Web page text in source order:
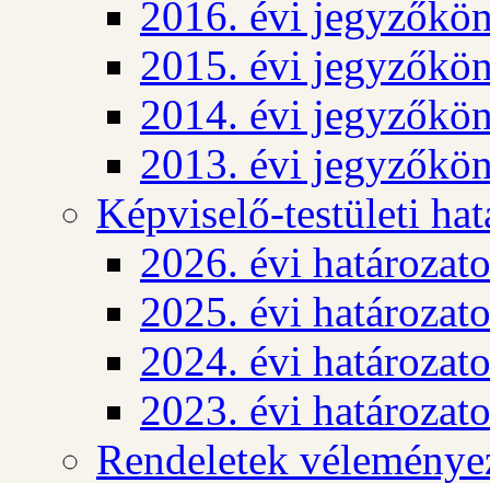
2016. évi
2015. évi
2014. évi
2013. évi
Képviselő-testületi
2026. évi
2025. évi
2024. évi
2023. évi
Rendeletek